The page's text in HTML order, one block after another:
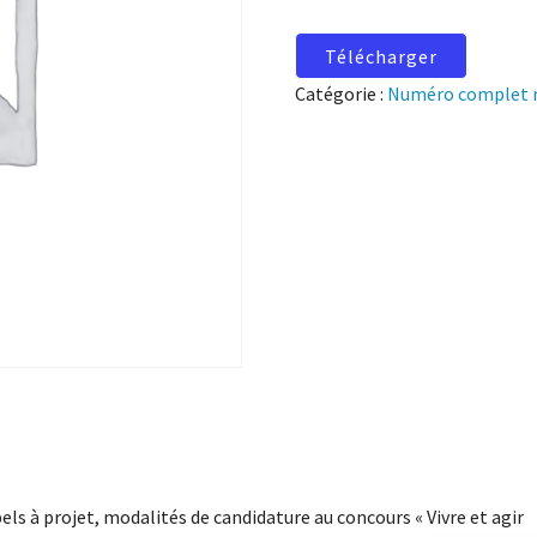
Télécharger
Catégorie : Numéro complet
à projet, modalités de candidature au concours « Vivre et agir